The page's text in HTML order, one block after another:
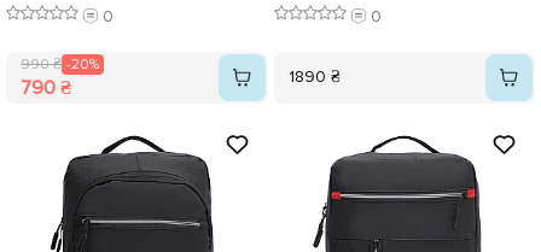
0
990 ₴ -20%
790 ₴
0
1890 ₴